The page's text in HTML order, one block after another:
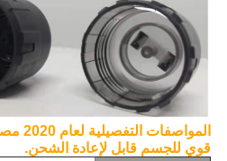
قوي للجسم قابل لإعادة الشحن.